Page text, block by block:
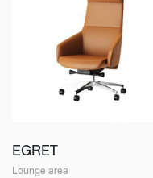
EGRET
Lounge area